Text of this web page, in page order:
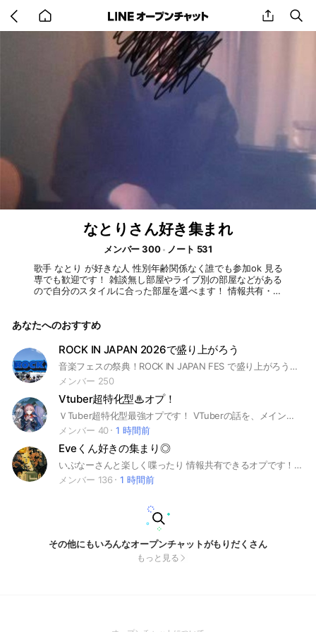
back
to
share
なとりさん好き集まれ
メンバー 300
ノート 531
歌手 なとり が好きな人 性別年齢関係なく誰でも参加ok 見る
専でも歓迎です！ 雑談無し部屋やライブ別の部屋などがある
ので自分のスタイルに合った部屋を選べます！ 情報共有・質
あなたへのおすすめ
ROCK IN JAPAN 2026で盛り上がろう
音楽フェスの祭典！ROCK IN JAPAN FES で盛り上がろう！ 情報交換や参加者への質問、アーティストの感想などなど語ってください #ロッキン #ロッキンジャパン #RIJF #2024 #音楽 #フェス #fes #蘇我 #ひたちなか
メンバー 250
Vtuber超特化型♨︎オプ！
ＶTuber超特化型最強オプです！ VTuberの話を、メインとし、 雑談多めのオプチャです！ 大手から、個人勢まで、カモン！ 月1で、超特化企画を、本オプで、行います！（まだ、やったことない） 30人行ったら、副官を追加させていただきます！ ここは、Vオプしてます！ 準プロセカオプでーす！ 神オプですよー 温泉みたく、温かいオプを目指しておりますので荒らし.即抜けは、お控えください。 お願いします。 #ＶTuber#ホロライブ#にじさんじ#ぶいすぽっ#ミリプロ#神椿#少女革命計画#プロセカ#プロジェクトセカイ#ネオポルテ#あおぎり高校#VEE#すぺしゃりて#学マス #ときのそら#ロボ子さん#さくらみこ#星街すいせい#AZKi#夜空メル#白上フブキ#夏色まつり#アキ・ローゼンタール#赤井はあと#湊あくあ#紫咲シオン#癒月ちょこ#百鬼あやめ#大空スバル#宝鐘マリン#兎田ぺこら#白銀ノエル#不知火フレア#潤羽るしあ#角巻わため#天音かなた#常闇トワ#姫森ルーナ#桃鈴ねね#尾丸ポルカ#雪花ラミィ#獅白ぼたん#ラプラス・ダークネス#鷹嶺ルイ#博衣こより#沙花叉クロヱ#風間いろは#轟はじめ#一条莉々華#火威青#儒烏風亭らでん#音乃瀬奏#勉強
メンバー 40
1 時間前
Eveくん好きの集まり◎
いぶなーさんと楽しく喋ったり 情報共有できるオプです！ 元気で優しいいぶなーさんがたくさんいます！ ご気軽にどうぞ〜！ EveくんやEve家など話しましょ〜 Eveくん以外のことも話しておっけーです 雑談などもしましょ◎ #Eve #Eveくん #雑談 #音楽
メンバー 136
1 時間前
その他にもいろんなオープンチャットがもりだくさん
もっと見る